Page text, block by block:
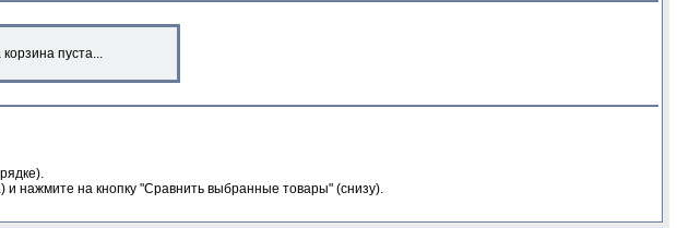
пуста...
нажмите на кнопку "Сравнить выбранные товары" (снизу).